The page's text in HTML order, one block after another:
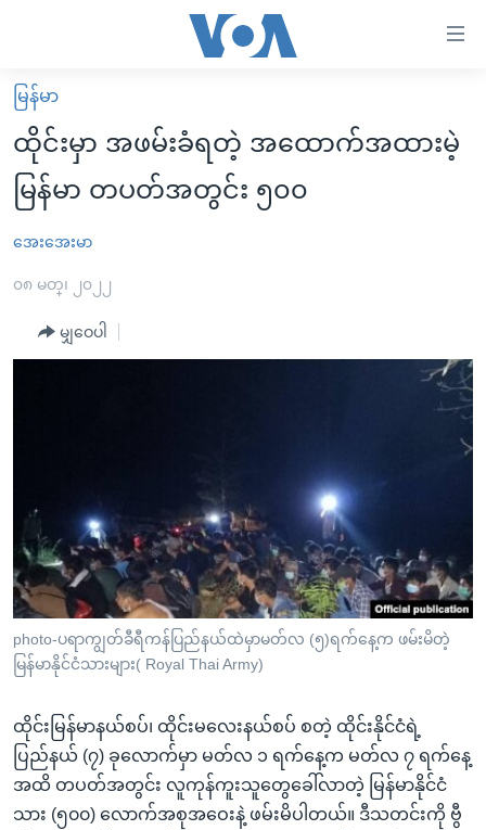
လွယ်ကူ
စေ
သည့်
Link
များ
ပင်မ
ညွန်း
စာမျက်နှာ
သို့
ကျော်
ကြည့်
ရန်
ရန်
နေရာ
သို့
ကျော်
မူလစာမျက်နှာ
မြန်မာ
ကမ္ဘာ့သတင်းများ
အစ္စရေး-ပါလက်စတိုင်း
အင်္ဂလိပ်စာလေ့လာမယ်
သုတပဒေသာ အင်္ဂလိပ်စာ
Learning English
ဗွီအိုအေ လူမှုကွန်ယက်များ
မြန်မာ
ထိုင်းမှာ အဖမ်းခံရတဲ့ အထောက်အထားမဲ့
မြန်မာ တပတ်အတွင်း ၅၀၀
အေးအေးမာ
၀၈ မတ္၊ ၂၀၂၂
မျှဝေပါ
photo-ပရာကျွတ်ခီရီကန်ပြည်နယ်ထဲမှာမတ်လ (၅)ရက်နေ့က ဖမ်းမိတဲ့
မြန်မာနိုင်ငံသားများ( Royal Thai Army)
ထိုင်းမြန်မာနယ်စပ်၊ ထိုင်းမလေးနယ်စပ် စတဲ့ ထိုင်းနိုင်ငံရဲ့
ပြည်နယ် (၇) ခုလောက်မှာ မတ်လ ၁ ရက်နေ့က မတ်လ ၇ ရက်နေ့
အထိ တပတ်အတွင်း လူကုန်ကူးသူတွေခေါ်လာတဲ့ မြန်မာနိုင်ငံ
သား (၅၀၀) လောက်အစုအဝေးနဲ့ ဖမ်းမိပါတယ်။ ဒီသတင်းကို ဗွီ